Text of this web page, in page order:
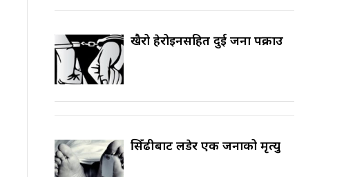
खैरो हेरोइनसहित दुई जना पक्राउ
सिँढीबाट लडेर एक जनाको मृत्यु